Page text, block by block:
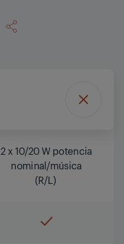
2 x 10/20 W potencia
nominal/música
(R/L)